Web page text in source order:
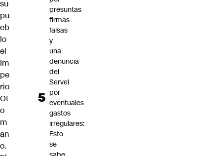
su
pu
eb
lo
el
Im
pe
rio
Ot
o
m
an
o.
presuntas
firmas
falsas
y
una
denuncia
del
Servel
por
eventuales
gastos
irregulares:
Esto
se